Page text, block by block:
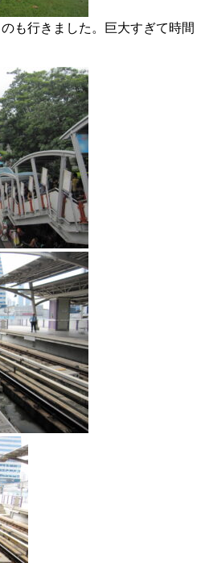
のも行きました。巨大すぎて時間